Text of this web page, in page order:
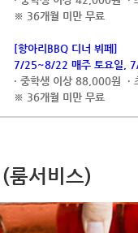
※ 36개월 미만 무료
[항아리BBQ 디너 뷔페]
7/25~8/22 매주 토요일,
· 중학생 이상 88,000원 ·
※ 36개월 미만 무료
룸서비스)